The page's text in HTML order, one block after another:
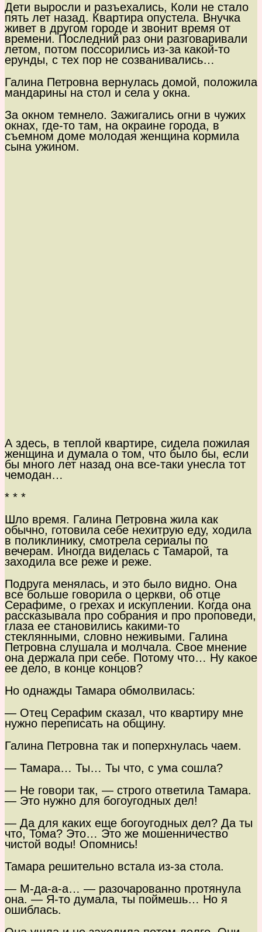
Дети выросли и разъехались, Коли не стало
пять лет назад. Квартира опустела. Внучка
живет в другом городе и звонит время от
времени. Последний раз они разговаривали
летом, потом поссорились из-за какой-то
ерунды, с тех пор не созванивались…
Галина Петровна вернулась домой, положила
мандарины на стол и села у окна.
За окном темнело. Зажигались огни в чужих
окнах, где-то там, на окраине города, в
съемном доме молодая женщина кормила
сына ужином.
А здесь, в теплой квартире, сидела пожилая
женщина и думала о том, что было бы, если
бы много лет назад она все-таки унесла тот
чемодан…
* * *
Шло время. Галина Петровна жила как
обычно, готовила себе нехитрую еду, ходила
в поликлинику, смотрела сериалы по
вечерам. Иногда виделась с Тамарой, та
заходила все реже и реже.
Подруга менялась, и это было видно. Она
все больше говорила о церкви, об отце
Серафиме, о грехах и искуплении. Когда она
рассказывала про собрания и про проповеди,
глаза ее становились какими-то
стеклянными, словно неживыми. Галина
Петровна слушала и молчала. Свое мнение
она держала при себе. Потому что… Ну какое
ее дело, в конце концов?
Но однажды Тамара обмолвилась:
— Отец Серафим сказал, что квартиру мне
нужно переписать на общину.
Галина Петровна так и поперхнулась чаем.
— Тамара… Ты… Ты что, с ума сошла?
— Не говори так, — строго ответила Тамара.
— Это нужно для богоугодных дел!
— Да для каких еще богоугодных дел? Да ты
что, Тома? Это… Это же мошенничество
чистой воды! Опомнись!
Тамара решительно встала из-за стола.
— М-да-а-а… — разочарованно протянула
она. — Я-то думала, ты поймешь… Но я
ошиблась.